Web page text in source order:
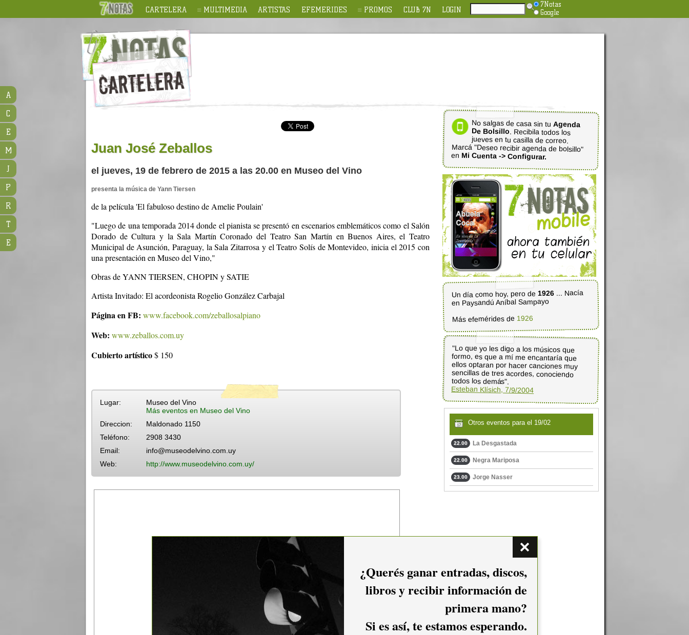
CARTELERA MULTIMEDIA ARTISTAS EFEMERIDES PROMOS CLUB 7N LOGIN
7Notas
Google
Juan José Zeballos
el jueves, 19 de febrero de 2015 a las 20.00 en Museo del Vino
presenta la música de Yann Tiersen
de la película 'El fabuloso destino de Amelie Poulain'
"Luego de una temporada 2014 donde el pianista se presentó en escenarios emblemáticos como el Salón
Dorado de Cultura y la Sala Martín Coronado del Teatro San Martín en Buenos Aires, el Teatro
Municipal de Asunción, Paraguay, la Sala Zitarrosa y el Teatro Solís de Montevideo, inicia el 2015 con
una presentación en Museo del Vino,"
Obras de YANN TIERSEN, CHOPIN y SATIE
Artista Invitado: El acordeonista Rogelio González Carbajal
Página en FB: www.facebook.com/zeballosalpiano
Web: www.zeballos.com.uy
Cubierto artístico$ 150
Lugar:
Museo del Vino
Más eventos en Museo del Vino
Direccion:
Maldonado 1150
Teléfono:
2908 3430
Email:
info@museodelvino.com.uy
Web:
http://www.museodelvino.com.uy/
No salgas de casa sin tu Agenda
De Bolsillo. Recibila todos los
jueves en tu casilla de correo.
Marcá "Deseo recibir agenda de bolsillo"
en Mi Cuenta -> Configurar.
Un día como hoy, pero de 1926 ... Nacía
en Paysandú Aníbal Sampayo
Más efemérides de 1926
"Lo que yo les digo a los músicos que
formo, es que a mí me encantaría que
ellos optaran por hacer canciones muy
sencillas de tres acordes, conociendo
todos los demás".
Esteban Klísich, 7/9/2004
Otros eventos para el 19/02
22.00 La Desgastada
22.00 Negra Mariposa
23.00 Jorge Nasser
A
C
E
M
J
P
R
T
E
¿Querés ganar entradas, discos,
libros y recibir información de
primera mano?
Si es así, te estamos esperando.